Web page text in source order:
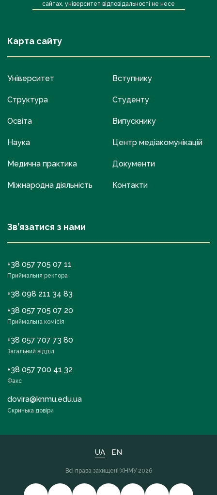
сайтах, університет відповідальності не несе
Карта сайту
Університет
Структура
Освіта
Наука
Медична практика
Міжнародна діяльність
Вступнику
Студенту
Випускнику
Центр медіакомунікацій
Документи
Контакти
Зв’язатися з нами
+38 057 705 07 11
Приймальня ректора
+38 098 211 34 83
+38 057 705 07 20
Приймальна комісія
+38 057 707 73 80
Загальний відділ
+38 057 700 41 32
Факс
dovira@knmu.edu.ua
Скринька довіри
UA EN
Всі права захищені ХНМУ 2026